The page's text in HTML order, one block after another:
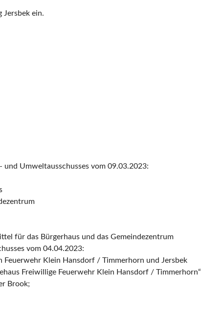
Jersbek ein.
und Umweltausschusses vom 09.03.2023:
für das Bürgerhaus und das Gemeindezentrum
vom 04.04.2023:
Feuerwehr Klein Hansdorf / Timmerhorn und Jersbek
Freiwillige Feuerwehr Klein Hansdorf / Timmerhorn“
Brook;